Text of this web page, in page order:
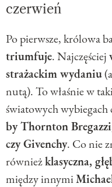
czerwień
Po pierwsze, królowa
triumfuje. Najczęściej
strażackim wydaniu
nutą). To właśnie w
światowych
by Thornton
czy Givenchy. Co nie
równieżklasyczna,
między innymi